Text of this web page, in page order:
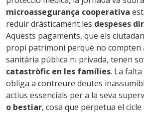
microassegurança cooperativa
reduir dràsticament les despeses
Aquests pagaments, que els
propi patrimoni perquè no compten
sanitària pública ni privada, tenen
catastròfic en les famílies. La
obliga a contreure deutes
actius essencials per a la seva
o bestiar, cosa que perpetua el